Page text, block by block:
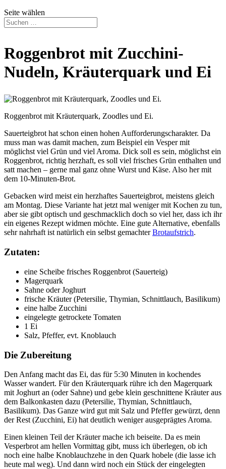
Seite wählen
Roggenbrot mit Zucchini-
Nudeln, Kräuterquark und Ei
Roggenbrot mit Kräuterquark, Zoodles und Ei.
Sauerteigbrot hat schon einen hohen Aufforderungscharakter. Da
muss man was damit machen, zum Beispiel ein Vesper mit
möglichst viel Grün und viel Aroma. Dick soll es sein, möglichst ein
Roggenbrot, richtig herzhaft, es soll viel frisches Grün enthalten und
satt machen – gerne mal ganz ohne Wurst und Käse. Also her mit
dem 10-Minuten-Brot.
Gebacken wird meist ein herzhaftes Sauerteigbrot, meistens gleich
am Montag. Diese Variante hat jetzt mal weniger mit Kochen zu tun,
aber sie gibt optisch und geschmacklich doch so viel her, dass ich ihr
ein eigenes Rezept widmen möchte. Eine gute Alternative, ebenfalls
sehr nahrhaft ist natürlich ein selbst gemachterBrotaufstrich.
Zutaten:
eine Scheibe frisches Roggenbrot (Sauerteig)
Magerquark
Sahne oder Joghurt
frische Kräuter (Petersilie, Thymian, Schnittlauch, Basilikum)
eine halbe Zucchini
eingelegte getrockete Tomaten
1 Ei
Salz, Pfeffer, evt. Knoblauch
Die Zubereitung
Den Anfang macht das Ei, das für 5:30 Minuten in kochendes
Wasser wandert. Für den Kräuterquark rühre ich den Magerquark
mit Joghurt an (oder Sahne) und gebe klein geschnittene Kräuter aus
dem Balkonkasten dazu (Petersilie, Thymian, Schnittlauch,
Basilikum). Das Ganze wird gut mit Salz und Pfeffer gewürzt, denn
der Rest (Zucchini, Ei) hat deutlich weniger ausgeprägtes Aroma.
Einen kleinen Teil der Kräuter mache ich beiseite. Da es mein
Vesperbrot am hellen Vormittag gibt, muss ich überlegen, ob ich
noch eine halbe Knoblauchzehe in den Quark hobele (die lasse ich
heute mal weg). Und dann wird noch ein Stück der eingelegten